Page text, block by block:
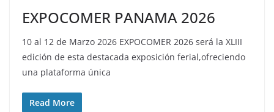
EXPOCOMER PANAMA 2026
10 al 12 de Marzo 2026 EXPOCOMER 2026 será la XLIII
edición de esta destacada exposición ferial,ofreciendo
una plataforma única
Read More